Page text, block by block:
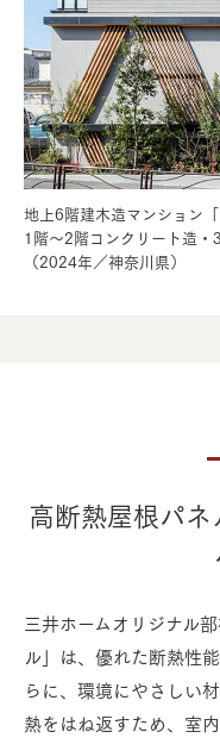
地上6階建木造マンション
1階〜2階コンクリート造
（2024年／神奈川県）
⾼断熱屋根パ
三井ホームオリジナル
ル」は、優れた断熱性
らに、環境にやさしい
熱をはね返すため、室